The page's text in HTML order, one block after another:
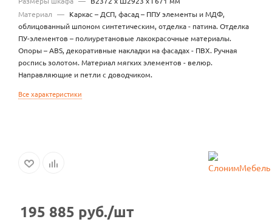
Материал — Каркас – ДСП, фасад – ППУ элементы и МДФ,
облицованный шпоном синтетическим, отделка - патина. Отделка
ПУ-элементов – полиуретановые лакокрасочные материалы.
Опоры – ABS, декоративные накладки на фасадах - ПВХ. Ручная
роспись золотом. Материал мягких элементов - велюр.
Направляющие и петли с доводчиком.
Все характеристики
195 885 руб./шт